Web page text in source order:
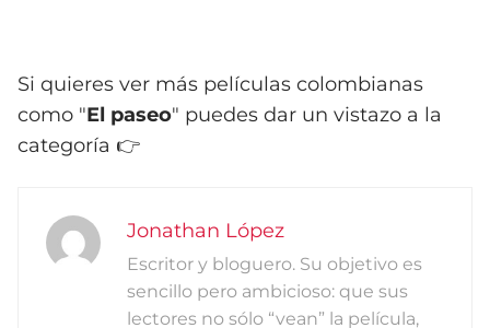
Si quieres ver más películas colombianas
como "El paseo" puedes dar un vistazo a la
categoría 👉
Jonathan López
Escritor y bloguero. Su objetivo es
sencillo pero ambicioso: que sus
lectores no sólo “vean” la película,